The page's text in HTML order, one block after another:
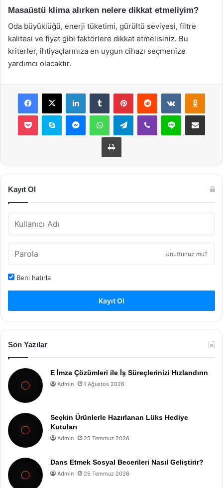
Masaüstü klima alırken nelere dikkat etmeliyim?
Oda büyüklüğü, enerji tüketimi, gürültü seviyesi, filtre
kalitesi ve fiyat gibi faktörlere dikkat etmelisiniz. Bu
kriterler, ihtiyaçlarınıza en uygun cihazı seçmenize
yardımcı olacaktır.
Facebook
X LinkedInTumblr PinterestReddit VKontakte
Pocket Skype MessengerWhatsAppTelegramViber Line E-Posta ile
Yazdır
Kayıt Ol
Unuttunuz mu?
Beni hatırla
Kayıt Ol
Son Yazılar
E İmza Çözümleri ile İş Süreçlerinizi Hızlandırın
Admin 1 Ağustos 2026
Seçkin Ürünlerle Hazırlanan Lüks Hediye
Kutuları
Admin 25 Temmuz 2026
Dans Etmek Sosyal Becerileri Nasıl Geliştirir?
Admin 25 Temmuz 2026